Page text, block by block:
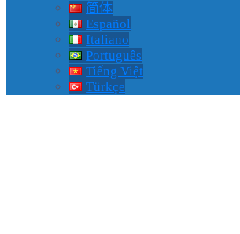
简体
Español
Italiano
Português
Tiếng Việt
Türkçe